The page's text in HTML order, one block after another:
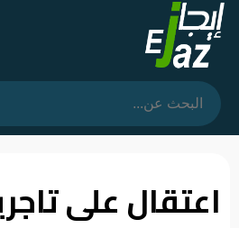
الرئيسية
المشهد
فرشة
اعتقال على